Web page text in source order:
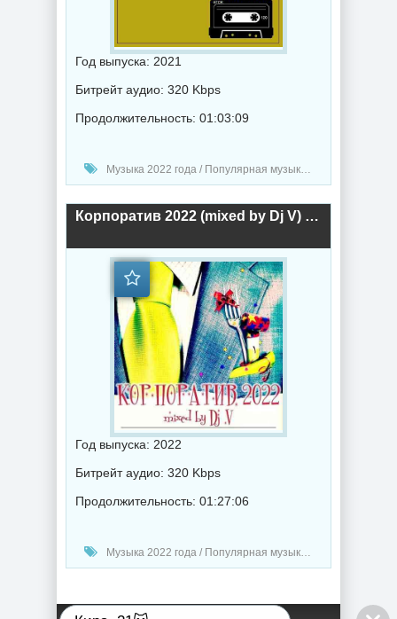
Год выпуска: 2021
Битрейт аудио: 320 Kbps
Продолжительность: 01:03:09
Музыка 2022 года / Популярная музыка / Транс музыка
Корпоратив 2022 (mixed by Dj V) (2022) торрент
Год выпуска: 2022
Битрейт аудио: 320 Kbps
Продолжительность: 01:27:06
Музыка 2022 года / Популярная музыка / Клубная музыка / Хаус музыка / Поп музыка / Танцевальная музыка / Новогодняя музыка